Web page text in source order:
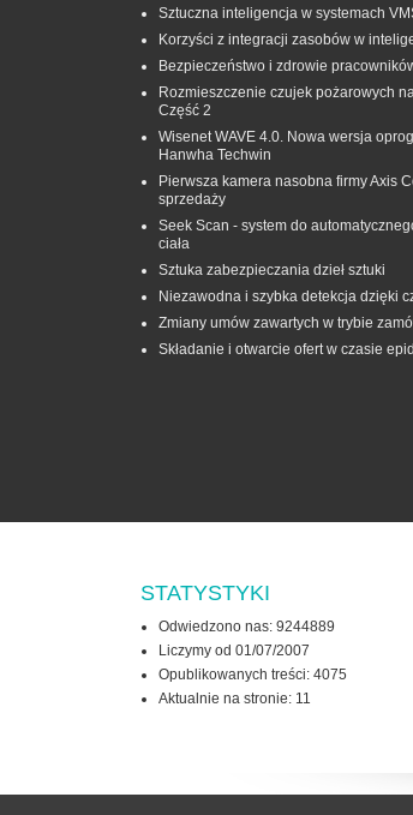
Sztuczna inteligencja w systemach
Korzyści z integracji zasobów w
Bezpieczeństwo i zdrowie
Rozmieszczenie czujek pożarowych
Część 2
Wisenet WAVE 4.0. Nowa wersja
Hanwha Techwin
Pierwsza kamera nasobna firmy Axis
sprzedaży
Seek Scan - system do
ciała
Sztuka zabezpieczania dzieł sztuki
Niezawodna i szybka detekcja dzięki
Zmiany umów zawartych w trybie
Składanie i otwarcie ofert w czasie
STATYSTYKI
Odwiedzono nas: 9244889
Liczymy od 01/07/2007
Opublikowanych treści: 4075
Aktualnie na stronie: 11